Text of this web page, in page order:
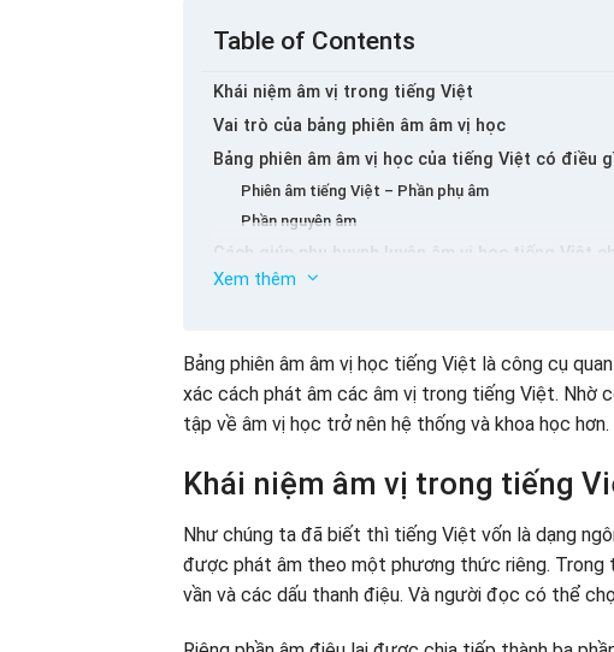
Table of Contents
Khái niệm âm vị trong tiếng Việt
Vai trò của bảng phiên âm âm vị học
Bảng phiên âm âm vị học của tiếng Việt có điều
Phiên âm tiếng Việt – Phần phụ âm
Phần nguyên âm
Cách giúp phụ huynh luyện âm vị học tiếng Việt
Trò chơi nhận biết phiên âm âm vị học tiếng việt
Xếp hột hạt
Tổ chức thi nhanh tay nhanh mắt luyện phiên âm
Cùng VShining Home – Gia đình Anh Ngữ học
Học vần
Học nghe
Học đọc
Lợi ích tuyệt vời khi cho trẻ nhỏ học tiếng Việt
Xem thêm
Bảng phiên âm âm vị học tiếng Việt là công cụ
xác cách phát âm các âm vị trong tiếng Việt. Nhờ
tập về âm vị học trở nên hệ thống và khoa học hơn.
Khái niệm âm vị trong tiếng
Như chúng ta đã biết thì tiếng Việt vốn là dạng
được phát âm theo một phương thức riêng. Trong
vần và các dấu thanh điệu. Và người đọc có thể